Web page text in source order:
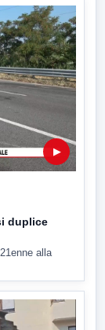
▶
duplice
alla